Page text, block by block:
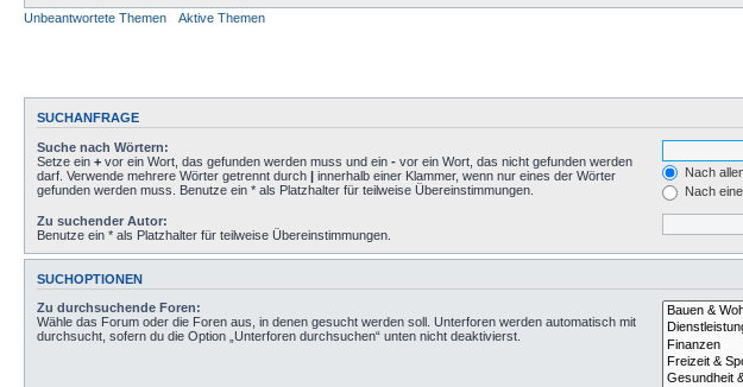
Unbeantwortete Themen
Aktive Themen
SUCHANFRAGE
Suche nach Wörtern:
Setze ein + vor ein Wort, das gefunden werden muss und ein - vor ein Wort, das nicht gefunden werden
darf. Verwende mehrere Wörter getrennt durch | innerhalb einer Klammer, wenn nur eines der Wörter
gefunden werden muss. Benutze ein * als Platzhalter für teilweise Übereinstimmungen.
Nach
Nach
Zu suchender Autor:
Benutze ein * als Platzhalter für teilweise Übereinstimmungen.
SUCHOPTIONEN
Zu durchsuchende Foren:
Wähle das Forum oder die Foren aus, in denen gesucht werden soll. Unterforen werden automatisch mit
durchsucht, sofern du die Option „Unterforen durchsuchen“ unten nicht deaktivierst.